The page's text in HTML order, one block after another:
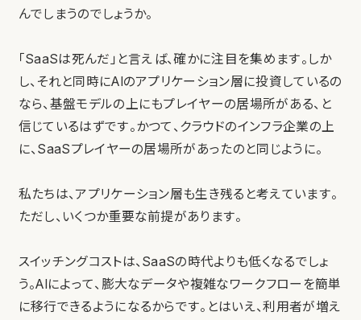
んでしまうのでしょうか。
「SaaSは死んだ」と言えば、確かに注目を集めます。しか
し、それと同時にAIのアプリケーション層に投資しているの
なら、基盤モデルの上にもプレイヤーの居場所がある、と
信じているはずです。かつて、クラウドのインフラ企業の上
に、SaaSプレイヤーの居場所があったのと同じように。
私たちは、アプリケーション層も生き残ると考えています。
ただし、いくつか重要な前提があります。
スイッチングコストは、SaaSの時代よりも低くなるでしょ
う。AIによって、膨大なデータや複雑なワークフローを簡単
に移行できるようになるからです。とはいえ、利用者が増え